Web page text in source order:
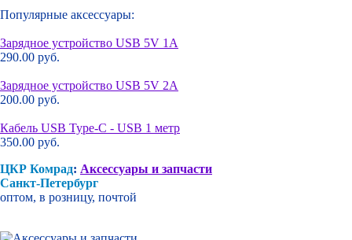
Популярные аксессуары:
Зарядное устройство USB 5V 1A
290.00 руб.
Зарядное устройство USB 5V 2A
200.00 руб.
Кабель USB Type-C - USB 1 метр
350.00 руб.
ЦКР Комрад: Аксессуары и запчасти
Санкт-Петербург
оптом, в розницу, почтой